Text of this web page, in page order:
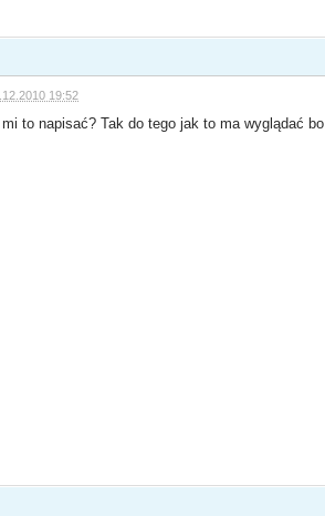
19:52
to napisać? Tak do tego jak to ma wyglądać